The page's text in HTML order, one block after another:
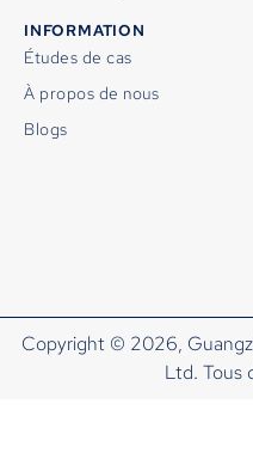
INFORMATION
Études de cas
À propos de nous
Blogs
Copyright © 2026,
Ltd. Tous